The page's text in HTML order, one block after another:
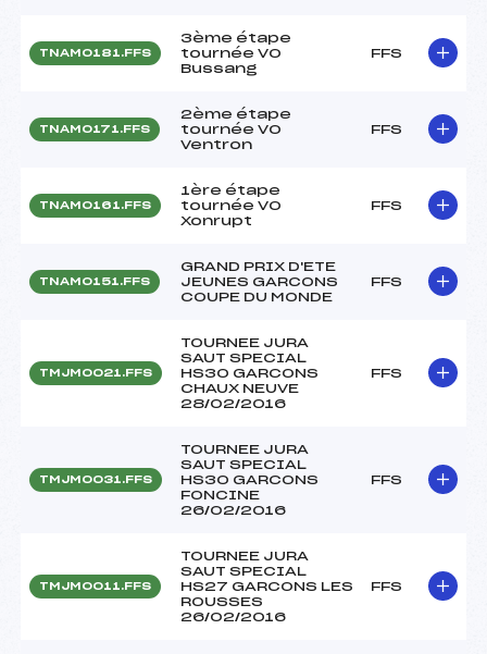
TNAM0181.FFS
3ème étape
tournée VO
Bussang
FFS
TNAM0171.FFS
2ème étape
tournée VO
Ventron
FFS
TNAM0161.FFS
1ère étape
tournée VO
Xonrupt
FFS
TNAM0151.FFS
GRAND PRIX D'ETE
JEUNES GARCONS
COUPE DU MONDE
FFS
TMJM0021.FFS
TOURNEE JURA
SAUT SPECIAL
HS30 GARCONS
CHAUX NEUVE
28/02/2016
FFS
TMJM0031.FFS
TOURNEE JURA
SAUT SPECIAL
HS30 GARCONS
FONCINE
26/02/2016
FFS
TMJM0011.FFS
TOURNEE JURA
SAUT SPECIAL
HS27 GARCONS LES
ROUSSES
26/02/2016
FFS